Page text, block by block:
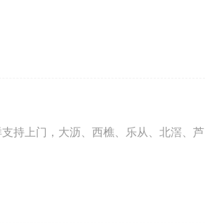
持上门，大沥、西樵、乐从、北滘、芦